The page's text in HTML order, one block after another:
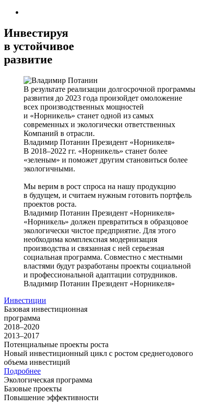
Инвестируя
в устойчивое
развитие
В результате реализации долгосрочной программы
развития до 2023 года произойдет омоложение
всех производственных мощностей
и «Норникель» станет одной из самых
современных и экологически ответственных
Компаний в отрасли.
Владимир Потанин Президент «Норникеля»
В 2018–2022 гг. «Норникель» станет более
«зеленым» и поможет другим становиться более
экологичными.
Мы верим в рост спроса на нашу продукцию
в будущем, и считаем нужным готовить портфель
проектов роста.
Владимир Потанин Президент «Норникеля»
«Норникель» должен превратиться в образцовое
экологически чистое предприятие. Для этого
необходима комплексная модернизация
производства и связанная с ней серьезная
социальная программа. Совместно с местными
властями будут разработаны проекты социальной
и профессиональной адаптации сотрудников.
Владимир Потанин Президент «Норникеля»
Инвестиции
Базовая инвестиционная
программа
2018–2020
2013–2017
Потенциальные проекты роста
Новый инвестиционный цикл с ростом среднегодового
объема инвестиций
Подробнее
Экологическая программа
Базовые проекты
Повышение эффективности